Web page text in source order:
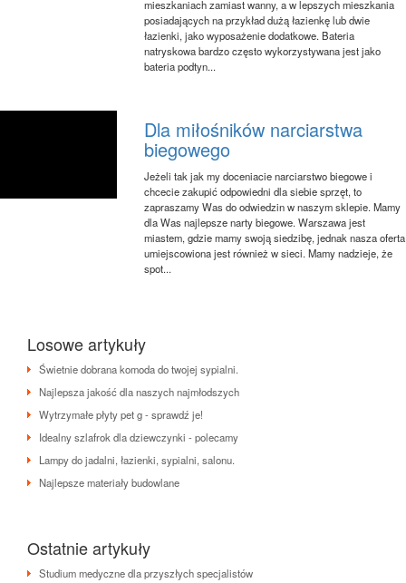
mieszkaniach zamiast wanny, a w lepszych mieszkania
posiadających na przykład dużą łazienkę lub dwie
łazienki, jako wyposażenie dodatkowe. Bateria
natryskowa bardzo często wykorzystywana jest jako
bateria podtyn...
Dla miłośników narciarstwa
biegowego
Jeżeli tak jak my doceniacie narciarstwo biegowe i
chcecie zakupić odpowiedni dla siebie sprzęt, to
zapraszamy Was do odwiedzin w naszym sklepie. Mamy
dla Was najlepsze narty biegowe. Warszawa jest
miastem, gdzie mamy swoją siedzibę, jednak nasza oferta
umiejscowiona jest również w sieci. Mamy nadzieje, że
spot...
Losowe artykuły
Świetnie dobrana komoda do twojej sypialni.
Najlepsza jakość dla naszych najmłodszych
Wytrzymałe płyty pet g - sprawdź je!
Idealny szlafrok dla dziewczynki - polecamy
Lampy do jadalni, łazienki, sypialni, salonu.
Najlepsze materiały budowlane
Ostatnie artykuły
Studium medyczne dla przyszłych specjalistów